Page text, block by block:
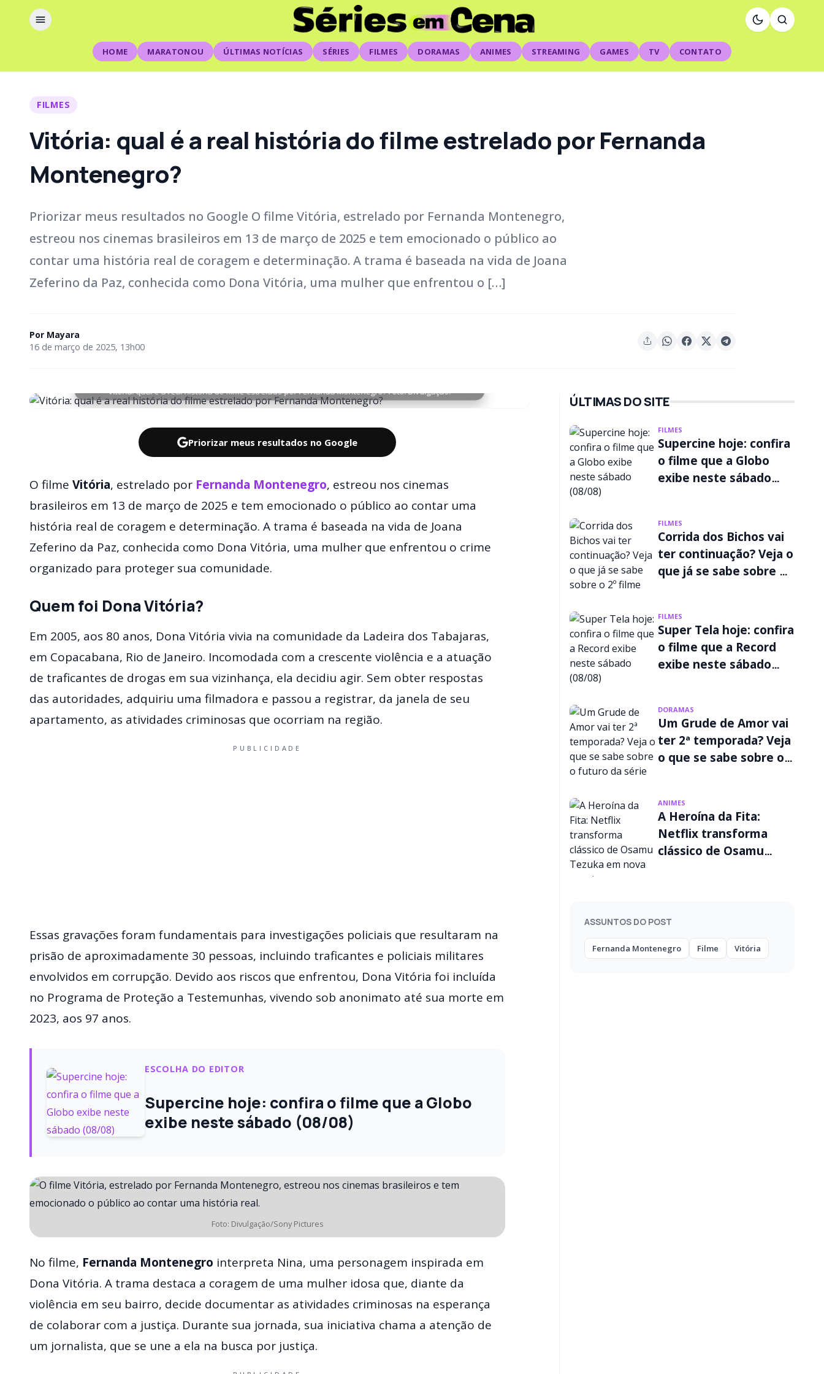
HOME MARATONOU ÚLTIMAS NOTÍCIAS SÉRIES FILMES DORAMAS ANIMES STREAMING GAMES TV CONTATO
FILMES
Vitória: qual é a real história do filme estrelado por Fernanda
Montenegro?
Priorizar meus resultados no Google O filme Vitória, estrelado por Fernanda Montenegro,
estreou nos cinemas brasileiros em 13 de março de 2025 e tem emocionado o público ao
contar uma história real de coragem e determinação. A trama é baseada na vida de Joana
Zeferino da Paz, conhecida como Dona Vitória, uma mulher que enfrentou o […]
Por Mayara
16 de março de 2025, 13h00
Vitória: qual é a real história do filme estrelado por Fernanda Montenegro? Foto: Divulgação.
Priorizar meus resultados no Google
O filme Vitória, estrelado por Fernanda Montenegro, estreou nos cinemas
brasileiros em 13 de março de 2025 e tem emocionado o público ao contar uma
história real de coragem e determinação. A trama é baseada na vida de Joana
Zeferino da Paz, conhecida como Dona Vitória, uma mulher que enfrentou o crime
organizado para proteger sua comunidade.
Quem foi Dona Vitória?
Em 2005, aos 80 anos, Dona Vitória vivia na comunidade da Ladeira dos Tabajaras,
em Copacabana, Rio de Janeiro. Incomodada com a crescente violência e a atuação
de traficantes de drogas em sua vizinhança, ela decidiu agir. Sem obter respostas
das autoridades, adquiriu uma filmadora e passou a registrar, da janela de seu
apartamento, as atividades criminosas que ocorriam na região.
PUBLICIDADE
Essas gravações foram fundamentais para investigações policiais que resultaram na
prisão de aproximadamente 30 pessoas, incluindo traficantes e policiais militares
envolvidos em corrupção. Devido aos riscos que enfrentou, Dona Vitória foi incluída
no Programa de Proteção a Testemunhas, vivendo sob anonimato até sua morte em
2023, aos 97 anos.
ESCOLHA DO EDITOR
Supercine hoje: confira o filme que a Globo
exibe neste sábado (08/08)
Foto: Divulgação/Sony Pictures
No filme, Fernanda Montenegro interpreta Nina, uma personagem inspirada em
Dona Vitória. A trama destaca a coragem de uma mulher idosa que, diante da
violência em seu bairro, decide documentar as atividades criminosas na esperança
de colaborar com a justiça. Durante sua jornada, sua iniciativa chama a atenção de
um jornalista, que se une a ela na busca por justiça.
ÚLTIMAS DO SITE
FILMES
Supercine hoje: confira
o filme que a Globo
exibe neste sábado
FILMES
Corrida dos Bichos vai
ter continuação? Veja o
que já se sabe sobre o
FILMES
Super Tela hoje: confira
o filme que a Record
exibe neste sábado
DORAMAS
Um Grude de Amor vai
ter 2ª temporada? Veja
o que se sabe sobre o
ANIMES
A Heroína da Fita:
Netflix transforma
clássico de Osamu
ASSUNTOS DO POST
Fernanda Montenegro Filme Vitória